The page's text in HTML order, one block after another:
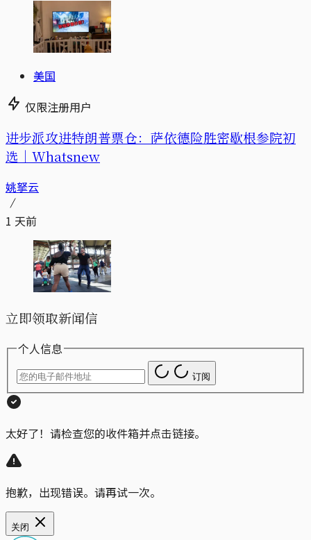
美国
仅限注册用户
进步派攻进特朗普票仓：萨依德险胜密歇根参院初
选｜Whatsnew
姚拏云
1 天前
立即领取新闻信
个人信息
订阅
太好了！请检查您的收件箱并点击链接。
抱歉，出现错误。请再试一次。
关闭